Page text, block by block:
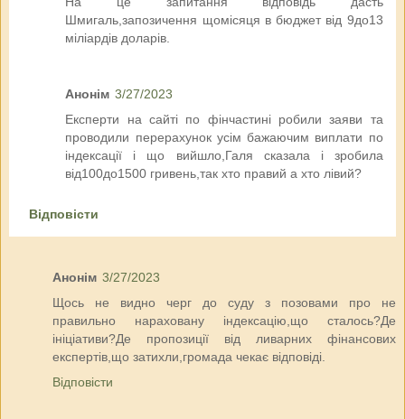
Шмигаль,запозичення щомісяця в бюджет від 9до13
міліардів доларів.
Анонім 3/27/2023
Експерти на сайті по фінчастині робили заяви та
проводили перерахунок усім бажаючим виплати по
індексації і що вийшло,Галя сказала і зробила
від100до1500 гривень,так хто правий а хто лівий?
Відповісти
Анонім 3/27/2023
Щось не видно черг до суду з позовами про не
правильно нараховану індексацію,що сталось?Де
ініціативи?Де пропозиції від ливарних фінансових
експертів,що затихли,громада чекає відповіді.
Відповісти